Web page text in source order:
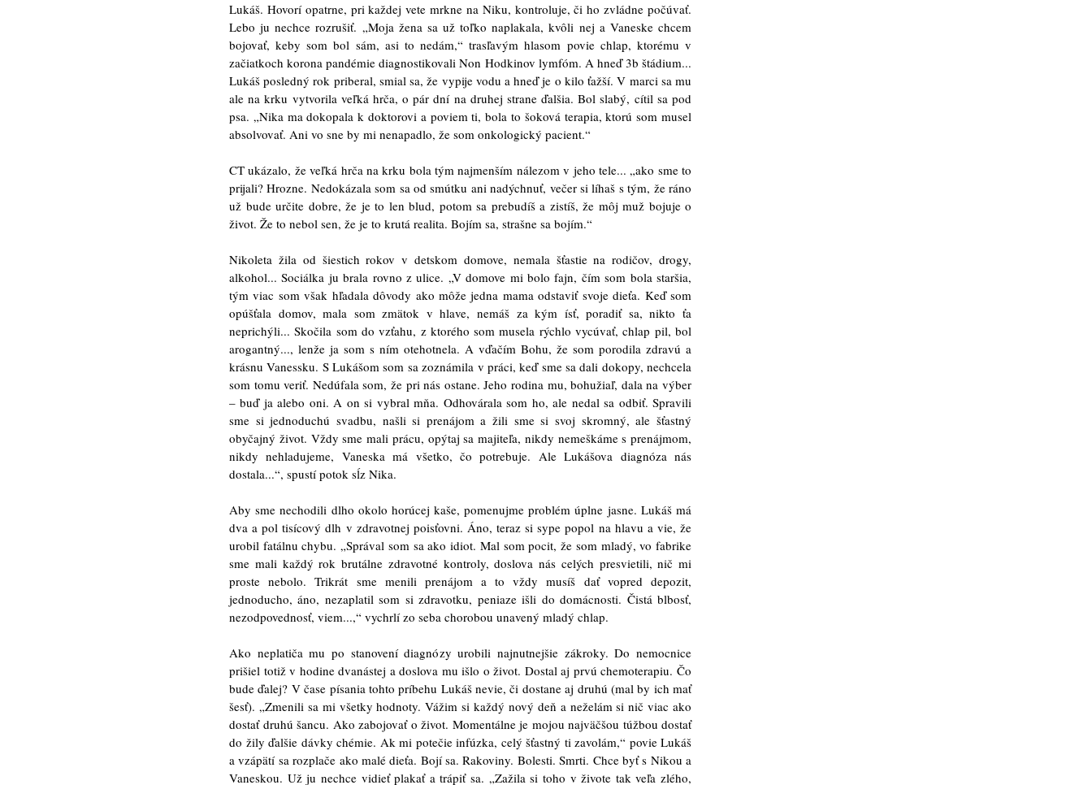
Lukáš. Hovorí opatrne, pri každej vete mrkne na Niku, kontroluje, či ho zvládne počúvať.
Lebo ju nechce rozrušiť. „Moja žena sa už toľko naplakala, kvôli nej a Vaneske chcem
bojovať, keby som bol sám, asi to nedám,“ trasľavým hlasom povie chlap, ktorému v
začiatkoch korona pandémie diagnostikovali Non Hodkinov lymfóm. A hneď 3b štádium...
Lukáš posledný rok priberal, smial sa, že vypije vodu a hneď je o kilo ťažší. V marci sa mu
ale na krku vytvorila veľká hrča, o pár dní na druhej strane ďalšia. Bol slabý, cítil sa pod
psa. „Nika ma dokopala k doktorovi a poviem ti, bola to šoková terapia, ktorú som musel
absolvovať. Ani vo sne by mi nenapadlo, že som onkologický pacient.“
CT ukázalo, že veľká hrča na krku bola tým najmenším nálezom v jeho tele... „ako sme to
prijali? Hrozne. Nedokázala som sa od smútku ani nadýchnuť, večer si líhaš s tým, že ráno
už bude určite dobre, že je to len blud, potom sa prebudíš a zistíš, že môj muž bojuje o
život. Že to nebol sen, že je to krutá realita. Bojím sa, strašne sa bojím.“
Nikoleta žila od šiestich rokov v detskom domove, nemala šťastie na rodičov, drogy,
alkohol... Sociálka ju brala rovno z ulice. „V domove mi bolo fajn, čím som bola staršia,
tým viac som však hľadala dôvody ako môže jedna mama odstaviť svoje dieťa. Keď som
opúšťala domov, mala som zmätok v hlave, nemáš za kým ísť, poradiť sa, nikto ťa
neprichýli... Skočila som do vzťahu, z ktorého som musela rýchlo vycúvať, chlap pil, bol
arogantný..., lenže ja som s ním otehotnela. A vďačím Bohu, že som porodila zdravú a
krásnu Vanessku. S Lukášom som sa zoznámila v práci, keď sme sa dali dokopy, nechcela
som tomu veriť. Nedúfala som, že pri nás ostane. Jeho rodina mu, bohužiaľ, dala na výber
– buď ja alebo oni. A on si vybral mňa. Odhovárala som ho, ale nedal sa odbiť. Spravili
sme si jednoduchú svadbu, našli si prenájom a žili sme si svoj skromný, ale šťastný
obyčajný život. Vždy sme mali prácu, opýtaj sa majiteľa, nikdy nemeškáme s prenájmom,
nikdy nehladujeme, Vaneska má všetko, čo potrebuje. Ale Lukášova diagnóza nás
dostala...“, spustí potok sĺz Nika.
Aby sme nechodili dlho okolo horúcej kaše, pomenujme problém úplne jasne. Lukáš má
dva a pol tisícový dlh v zdravotnej poisťovni. Áno, teraz si sype popol na hlavu a vie, že
urobil fatálnu chybu. „Správal som sa ako idiot. Mal som pocit, že som mladý, vo fabrike
sme mali každý rok brutálne zdravotné kontroly, doslova nás celých presvietili, nič mi
proste nebolo. Trikrát sme menili prenájom a to vždy musíš dať vopred depozit,
jednoducho, áno, nezaplatil som si zdravotku, peniaze išli do domácnosti. Čistá blbosť,
nezodpovednosť, viem...,“ vychrlí zo seba chorobou unavený mladý chlap.
Ako neplatiča mu po stanovení diagnózy urobili najnutnejšie zákroky. Do nemocnice
prišiel totiž v hodine dvanástej a doslova mu išlo o život. Dostal aj prvú chemoterapiu. Čo
bude ďalej? V čase písania tohto príbehu Lukáš nevie, či dostane aj druhú (mal by ich mať
šesť). „Zmenili sa mi všetky hodnoty. Vážim si každý nový deň a neželám si nič viac ako
dostať druhú šancu. Ako zabojovať o život. Momentálne je mojou najväčšou túžbou dostať
do žily ďalšie dávky chémie. Ak mi potečie infúzka, celý šťastný ti zavolám,“ povie Lukáš
a vzápätí sa rozplače ako malé dieťa. Bojí sa. Rakoviny. Bolesti. Smrti. Chce byť s Nikou a
Vaneskou. Už ju nechce vidieť plakať a trápiť sa. „Zažila si toho v živote tak veľa zlého,